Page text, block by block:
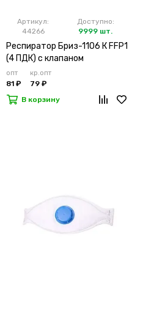
Артикул:
44266
Доступно:
9999 шт.
Респиратор Бриз-1106 К FFP1
(4 ПДК) с клапаном
опт
81 ₽
кр.опт
79 ₽
В корзину